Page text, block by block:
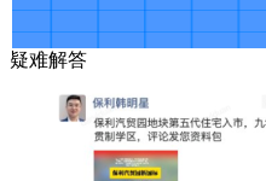
疑难解答